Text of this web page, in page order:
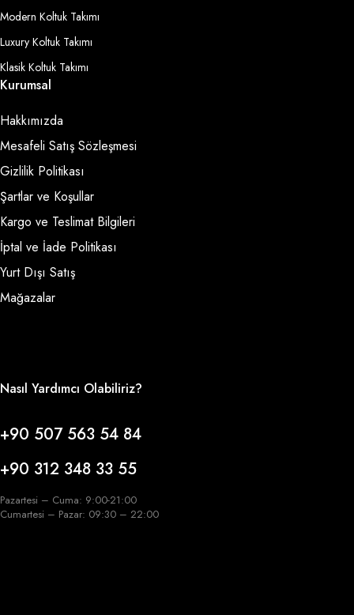
Modern Koltuk Takımı
Luxury Koltuk Takımı
Klasik Koltuk Takımı
Kurumsal
Hakkımızda
Mesafeli Satış Sözleşmesi
Gizlilik Politikası
Şartlar ve Koşullar
Kargo ve Teslimat Bilgileri
İptal ve İade Politikası
Yurt Dışı Satış
Mağazalar
Nasıl Yardımcı Olabiliriz?
+90 507 563 54 84
+90 312 348 33 55
Pazartesi – Cuma: 9:00-21:00
Cumartesi – Pazar: 09:30 – 22:00